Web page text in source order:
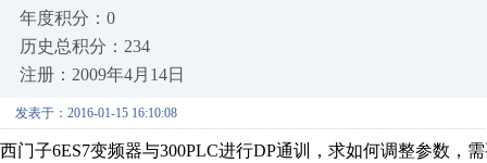
年度积分：0
历史总积分：234
注册：2009年4月14日
发表于：2016-01-15 16:10:08
西门子6ES7变频器与300PLC进行DP通训，求如何调整参数，